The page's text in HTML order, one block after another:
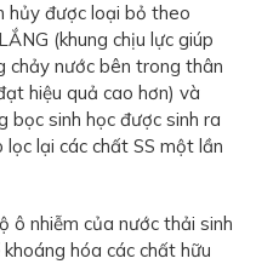
hủy được loại bỏ theo
(khung chịu lực giúp
chảy nước bên trong thân
hiệu quả cao hơn) và
bọc sinh học được sinh ra
lại các chất SS một lần
ô nhiễm của nước thải sinh
hóa các chất hữu